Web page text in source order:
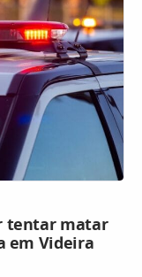
tentar matar
em Videira